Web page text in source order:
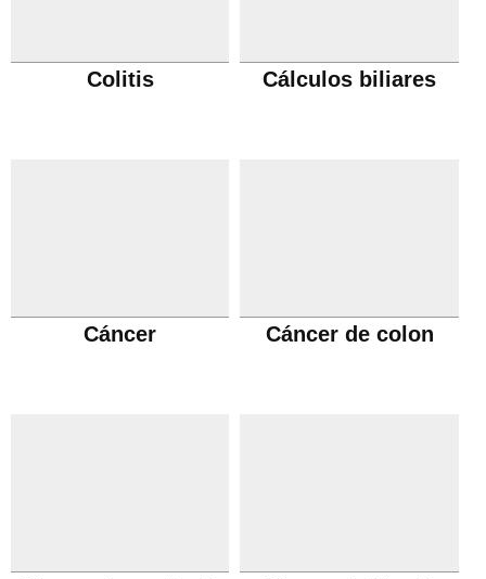
Colitis Cálculos biliares
Cáncer Cáncer de colon